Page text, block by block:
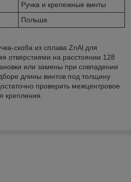
Ручка и крепежные винты
Польша
скоба из сплава ZnAl для
отверстиями на расстоянии 128
или замены при совпадении
длины винтов под толщину
проверить межцентровое
крепления.